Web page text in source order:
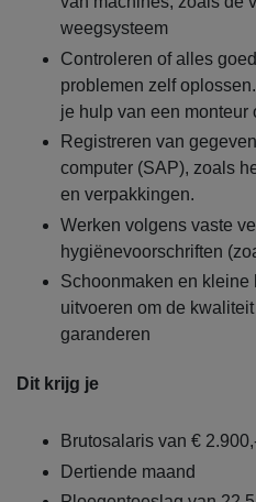
weegsysteem
Controleren of alles
problemen zelf
je hulp van een monteur
Registreren van
computer (SAP), zoals
en verpakkingen.
Werken volgens vaste
hygiënevoorschriften
Schoonmaken en
uitvoeren om de
garanderen
Dit krijg je
Brutosalaris van €
Dertiende maand